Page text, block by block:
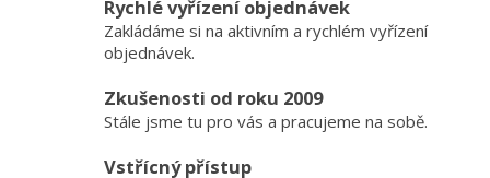
c
í
v
k
y
Rychlé vyřízení objednávek
Zakládáme si na aktivním a rychlém vyřízení
objednávek.
Zkušenosti od roku 2009
Stále jsme tu pro vás a pracujeme na sobě.
Vstřícný přístup